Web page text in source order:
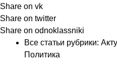
Share on vk
Share on twitter
Share on odnoklassniki
Все статьи рубрики:
Политика